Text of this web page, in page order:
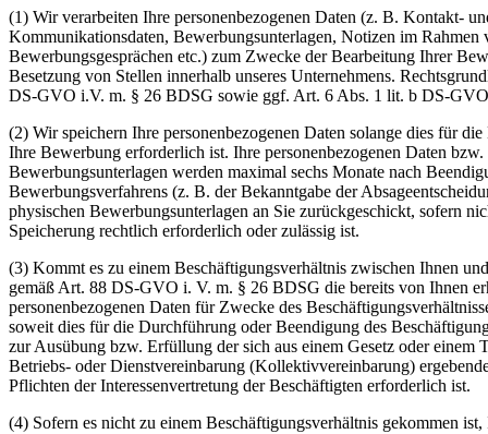
(1) Wir verarbeiten Ihre personenbezogenen Daten (z. B. Kontakt-
Kommunikationsdaten, Bewerbungsunterlagen, Notizen im Rahmen
Bewerbungsgesprächen etc.) zum Zwecke der Bearbeitung Ihrer
Besetzung von Stellen innerhalb unseres Unternehmens.
DS-GVO i.V. m. § 26 BDSG sowie ggf. Art. 6 Abs. 1 lit. b DS-
(2) Wir speichern Ihre personenbezogenen Daten solange dies für
Ihre Bewerbung erforderlich ist. Ihre personenbezogenen Daten bzw.
Bewerbungsunterlagen werden maximal sechs Monate nach
Bewerbungsverfahrens (z. B. der Bekanntgabe der
physischen Bewerbungsunterlagen an Sie zurückgeschickt, sofern
Speicherung rechtlich erforderlich oder zulässig ist.
(3) Kommt es zu einem Beschäftigungsverhältnis zwischen Ihnen
gemäß Art. 88 DS-GVO i. V. m. § 26 BDSG die bereits von Ihnen
personenbezogenen Daten für Zwecke des
soweit dies für die Durchführung oder Beendigung des
zur Ausübung bzw. Erfüllung der sich aus einem Gesetz oder einem
Betriebs- oder Dienstvereinbarung (Kollektivvereinbarung)
Pflichten der Interessenvertretung der Beschäftigten erforderlich ist.
(4) Sofern es nicht zu einem Beschäftigungsverhältnis gekommen